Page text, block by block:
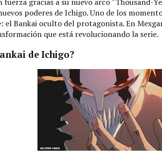
poderes de Ichigo. Uno de los
el Bankai oculto del protagonista. En
que está revolucionando la serie.
de Ichigo?